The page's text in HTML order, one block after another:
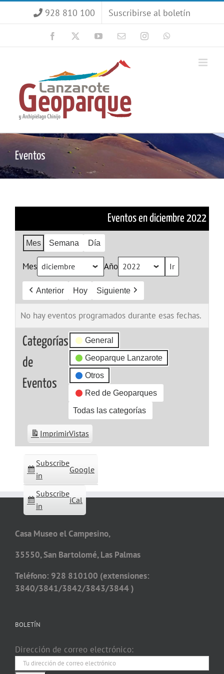
928 810 100 Suscribirse al boletín
Facebook YouTubeCorreoInstagram
Eventos
Eventos en diciembre 2022
Mes Semana Día
Mes Año
Anterior Hoy Siguiente
No hay eventos programados durante esas fechas.
Categorías
de
Eventos
General
Geoparque Lanzarote
Otros
Red de Geoparques
Todas las categorías
Subscribe
in
Google
Subscribe
in
iCal
ImprimirVistas
Casa Museo el Campesino,
35550, San Bartolomé, Las Palmas
Teléfono: 928 810100 (extensiones:
3840/3841/3842/3843/3844 )
BOLETÍN
Dirección de correo electrónico: